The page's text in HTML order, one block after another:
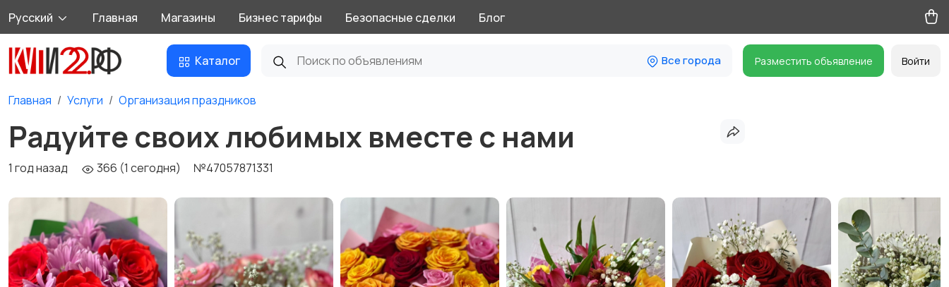
Русский Главная Магазины Бизнес тарифы Безопасные сделки Блог
Каталог Все города Разместить объявление Войти
Главная Услуги Организация праздников
Радуйте своих любимых вместе с нами
1 год назад 366 (1 сегодня) №47057871331